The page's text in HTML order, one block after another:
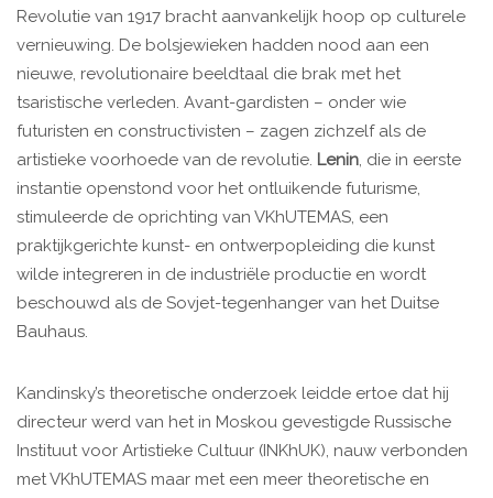
Revolutie van 1917 bracht aanvankelijk hoop op culturele
vernieuwing. De bolsjewieken hadden nood aan een
nieuwe, revolutionaire beeldtaal die brak met het
tsaristische verleden. Avant-gardisten – onder wie
futuristen en constructivisten – zagen zichzelf als de
artistieke voorhoede van de revolutie. Lenin, die in eerste
instantie openstond voor het ontluikende futurisme,
stimuleerde de oprichting van VKhUTEMAS, een
praktijkgerichte kunst- en ontwerpopleiding die kunst
wilde integreren in de industriële productie en wordt
beschouwd als de Sovjet-tegenhanger van het Duitse
Bauhaus.
Kandinsky’s theoretische onderzoek leidde ertoe dat hij
directeur werd van het in Moskou gevestigde Russische
Instituut voor Artistieke Cultuur (INKhUK), nauw verbonden
met VKhUTEMAS maar met een meer theoretische en